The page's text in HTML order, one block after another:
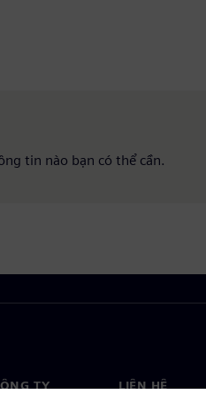
tin nào bạn có thể cần.
TY LIÊN HỆ